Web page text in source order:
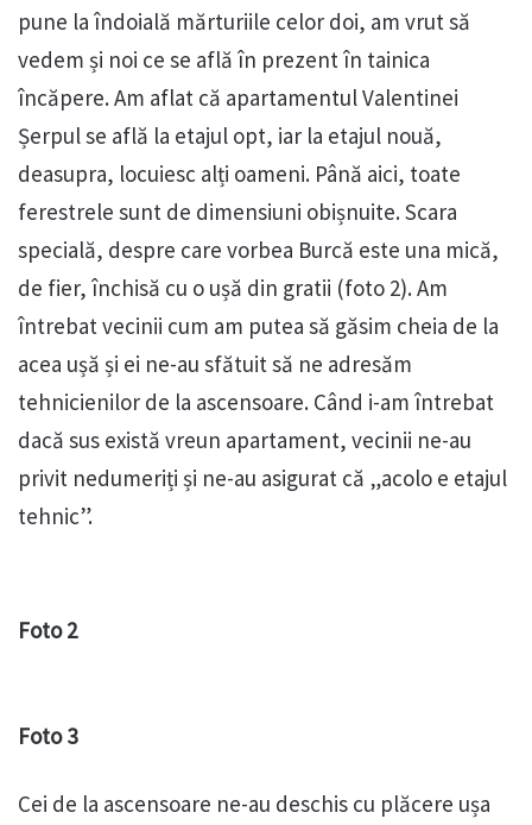
pune la îndoială mărturiile celor doi, am vrut să
vedem și noi ce se află în prezent în tainica
încăpere. Am aflat că apartamentul Valentinei
Șerpul se află la etajul opt, iar la etajul nouă,
deasupra, locuiesc alți oameni. Până aici, toate
ferestrele sunt de dimensiuni obișnuite. Scara
specială, despre care vorbea Burcă este una mică,
de fier, închisă cu o ușă din gratii (foto 2). Am
întrebat vecinii cum am putea să găsim cheia de la
acea ușă și ei ne-au sfătuit să ne adresăm
tehnicienilor de la ascensoare. Când i-am întrebat
dacă sus există vreun apartament, vecinii ne-au
privit nedumeriți și ne-au asigurat că „acolo e etajul
tehnic”.
Foto 2
Foto 3
Cei de la ascensoare ne-au deschis cu plăcere ușa